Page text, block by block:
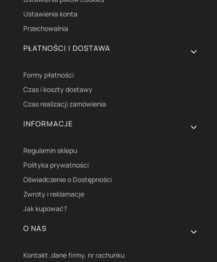
Ustawienia konta
Przechowalnia
PŁATNOŚCI I DOSTAWA
Formy płatności
Czas i koszty dostawy
Czas realizacji zamówienia
INFORMACJE
Regulamin sklepu
Polityka prywatności
Oświadczenie o Dostępności
Zwroty i reklamacje
Jak kupować?
O NAS
Kontakt ,dane firmy, nr rachunku